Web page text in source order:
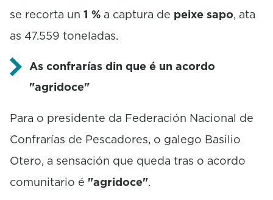
se recorta un 1 % a captura de peixe sapo, ata
as 47.559 toneladas.
As confrarías din que é un acordo
"agridoce"
Para o presidente da Federación Nacional de
Confrarías de Pescadores, o galego Basilio
Otero, a sensación que queda tras o acordo
comunitario é "agridoce".